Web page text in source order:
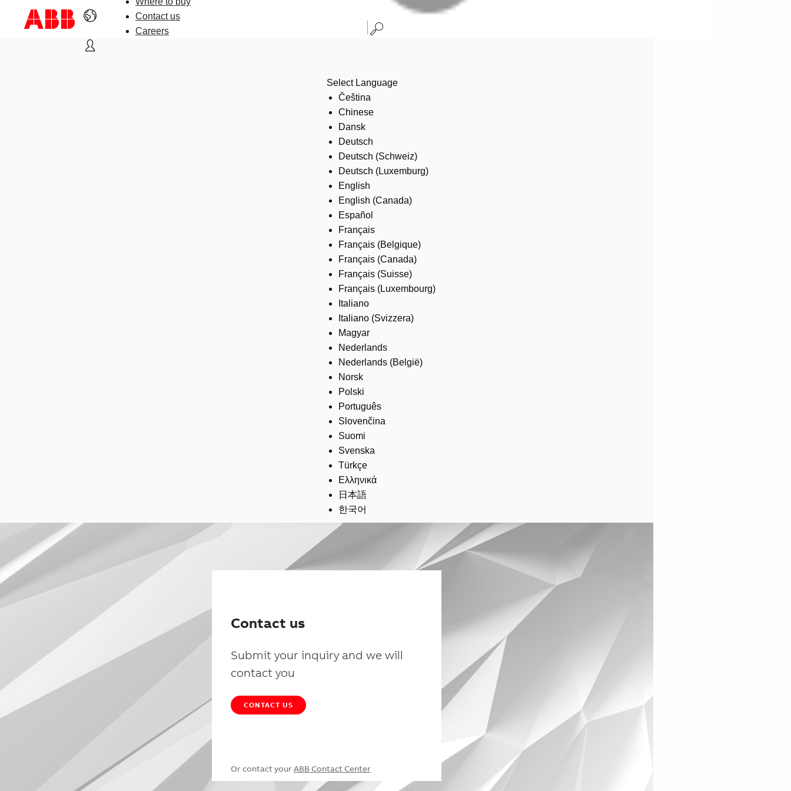
Contact us
Careers
Select Language
Čeština
Chinese
Dansk
Deutsch
Deutsch (Schweiz)
Deutsch (Luxemburg)
English
English (Canada)
Español
Français
Français (Belgique)
Français (Canada)
Français (Suisse)
Français (Luxembourg)
Italiano
Italiano (Svizzera)
Magyar
Nederlands
Nederlands (België)
Norsk
Polski
Português
Slovenčina
Suomi
Svenska
Türkçe
Ελληνικά
日本語
한국어
Contact us
Submit your inquiry and we will
contact you
CONTACT US
Or contact your ABB Contact Center